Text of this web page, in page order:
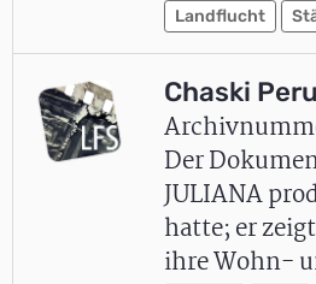
Landflucht
Chaski Peru
Der
JULIANA
hatte; er
ihre Wohn-